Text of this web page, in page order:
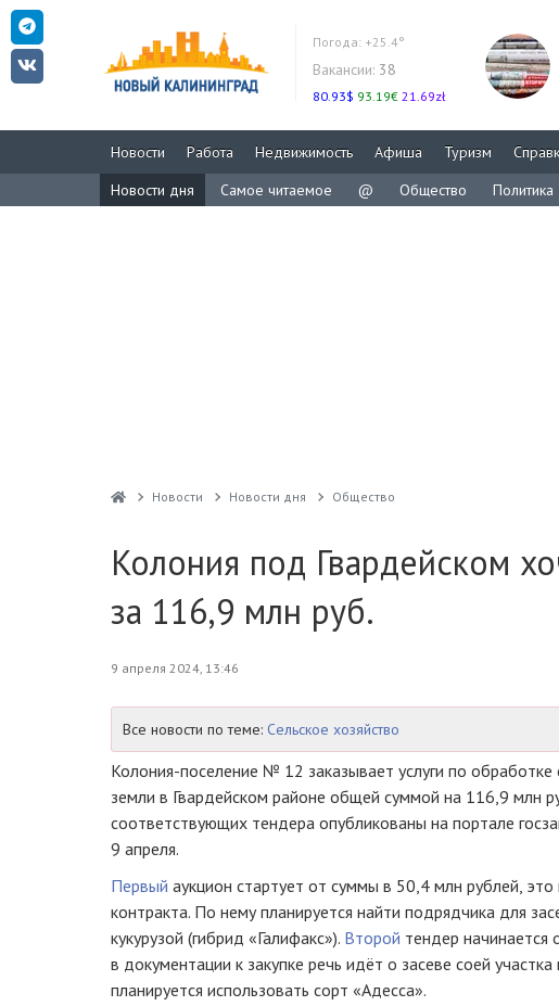
Погода: +25.4°
Вакансии: 38
80.93$ 93.19€ 21.69zł
Новости Работа Недвижимость Афиша Туризм
Новости дня
Самое читаемое @ Общество Политика
Новости Новости дня Общество
Колония под Гвардейском
за 116,9 млн руб.
9 апреля 2024, 13:46
Все новости по теме: Сельское хозяйство
Колония-поселение № 12 заказывает услуги по обработке
земли в Гвардейском районе общей суммой на 116,9 млн
соответствующих тендера опубликованы на портале
9 апреля.
Первый аукцион стартует от суммы в 50,4 млн рублей, это
контракта. По нему планируется найти подрядчика для
кукурузой (гибрид «Галифакс»). Второй тендер начинается
в документации к закупке речь идёт о засеве соей
планируется использовать сорт «Адесса».